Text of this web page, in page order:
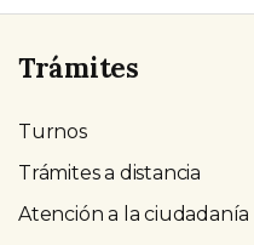
Trámites
Turnos
Trámites a distancia
Atención a la ciudadanía